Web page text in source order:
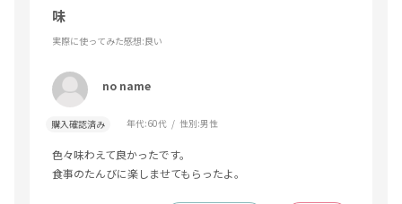
味
実際に使ってみた感想:良い
no name
購入確認済み 年代:60代 性別:男性
色々味わえて良かったです。
食事のたんびに楽しませてもらったよ。